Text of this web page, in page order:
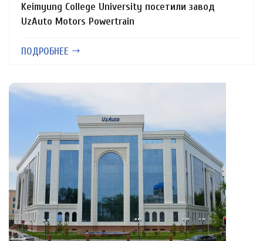
Keimyung College University посетили завод
UzAuto Motors Powertrain
ПОДРОБНЕЕ